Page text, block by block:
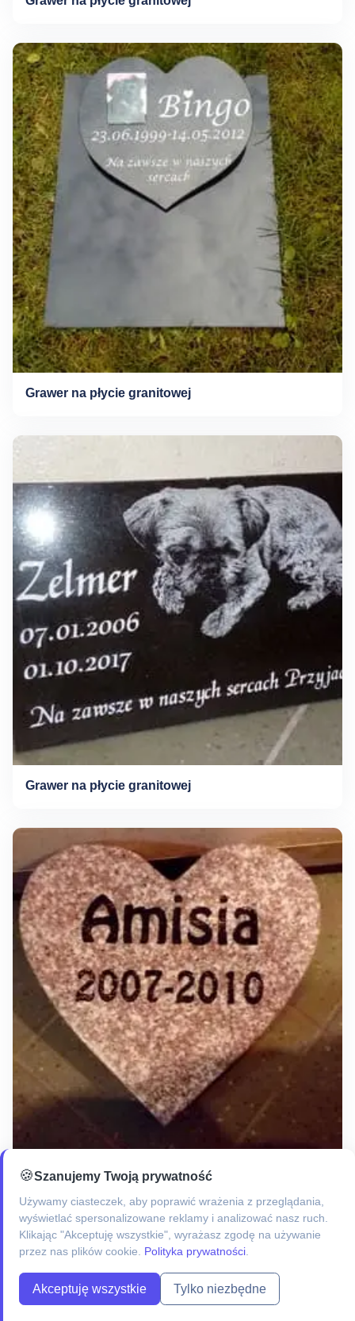
Grawer na płycie granitowej
Grawer na płycie granitowej
Grawer na płycie granitowej
🍪Szanujemy Twoją prywatność
Używamy ciasteczek, aby poprawić wrażenia z przeglądania,
wyświetlać spersonalizowane reklamy i analizować nasz ruch.
Klikając "Akceptuję wszystkie", wyrażasz zgodę na używanie
przez nas plików cookie. Polityka prywatności.
Akceptuję wszystkie Tylko niezbędne